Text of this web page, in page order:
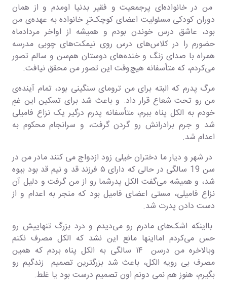
من در خانواده‌ای پرجمعیت و فقیر بدنیا اومدم و از همان
دوران کودکی مسئولیت اعضای کوچک‌ترِ خانواده به عهده‌ی من
بود، عاشق درس خوندن بودم و همیشه از اواخر مردادماه
حضورم را در کلاس‌های درس روی نیمکت‌های چوبی مدرسه
همراه با صدای زنگ و خنده‌های دوستان هم‌سن و سالم تصور
می‌کردم، که متأسفانه هیچ‌وقت این تصور من محقق نیافت.
مرگ پدرم که البته برای من ترومای سنگینی بود، تمام آیندهی
من رو تحت شعاع قرار داد. و باعث شد برای تسکین این غمِ
خودم به الکل پناه ببرم، متأسفانه پدرم درگیر یک نزاع فامیلی
شد و جرم برادرانش رو گردن گرفت، و سرانجام محکوم به
اعدام شد.
در شهر و دیار ما دختران خیلی زود ازدواج می کنند مادر من در
سن 19 سالگی در حالی که دارای ۵ فرزند قد و نیم قد بود بیوه
شد، و همیشه می‌گفت الکل پدرشما رو از من گرفت و دلیل آن
نزاع فامیلی، مستی اعضای فامیل بود که منجر به اعدام و از
دست دادن پدرت شد.
بااینکه اشک‌های مادرم رو می‌دیدم و درد بزرگ تنهاییش رو
حس می‌کردم امااینها مانع این نشد که الکل مصرف نکنم
وبالاخره من درسن ۱۴ سالگی به الکل پناه بردم که همین
مصرف بی رویه الکل، باعث شد بزرگترین تصمیم زندگیم رو
بگیرم، هنوز هم نمی دونم اون تصمیم درست بود یا غلط.